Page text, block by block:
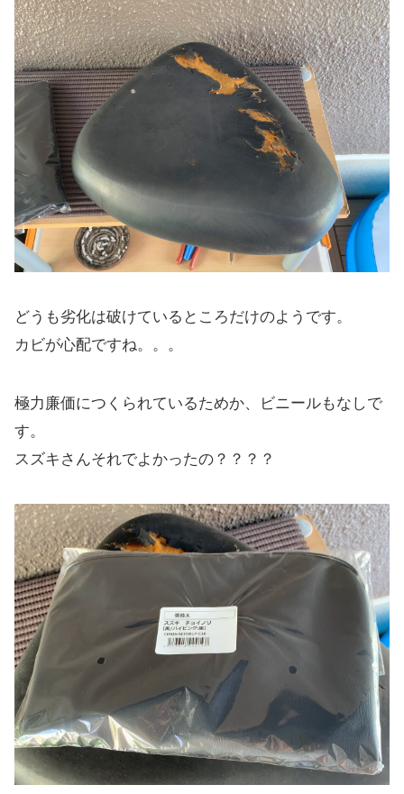
どうも劣化は破けているところだけのようです。
カビが心配ですね。。。
極力廉価につくられているためか、ビニールもなしで
す。
スズキさんそれでよかったの？？？？